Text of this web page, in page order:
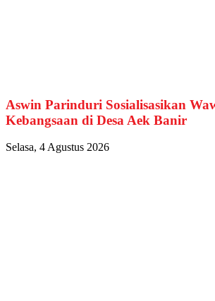
Aswin Parinduri Sosialisasikan
Kebangsaan di Desa Aek Banir
Selasa, 4 Agustus 2026